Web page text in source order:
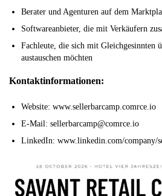
Berater und Agenturen auf dem
Softwareanbieter, die mit Verkäufern
Fachleute, die sich mit Gleichgesinnten
austauschen möchten
Kontaktinformationen:
Website: www.sellerbarcamp.comrce.io
E-Mail: sellerbarcamp@comrce.io
LinkedIn: www.linkedin.com/company/